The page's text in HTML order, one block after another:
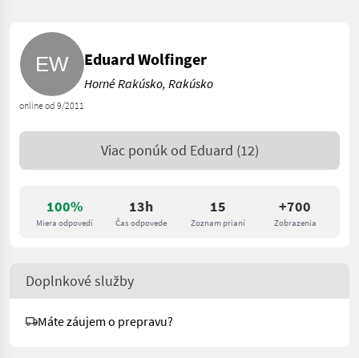
100%
Miera odpovedí
13h
Čas odpovede
15
Zoznam prianí
+700
Zobrazenia
online od 9/2011
Eduard Wolfinger
Horné Rakúsko, Rakúsko
Viac ponúk od Eduard (12)
Doplnkové služby
Máte záujem o prepravu?